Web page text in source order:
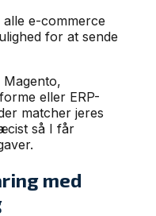
e-commerce
for at sende
eller ERP-
matcher jeres
så I får
med